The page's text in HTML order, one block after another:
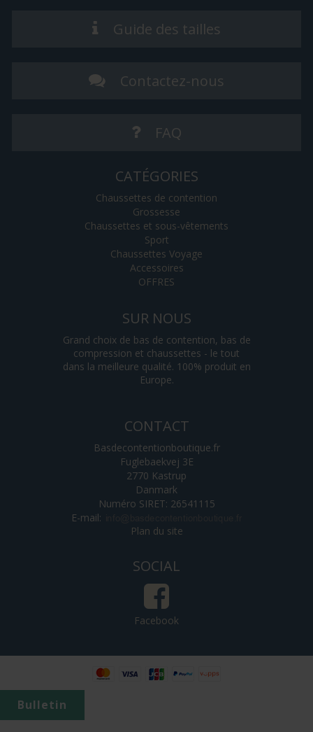
Bulletin
Guide des tailles
Contactez-nous
FAQ
CATÉGORIES
Chaussettes de contention
Grossesse
Chaussettes et sous-vêtements
Sport
Chaussettes Voyage
Accessoires
OFFRES
SUR NOUS
Grand choix de bas de contention, bas de
compression et chaussettes - le tout
dans la meilleure qualité. 100% produit en
Europe.
CONTACT
Basdecontentionboutique.fr
Fuglebaekvej 3E
2770 Kastrup
Danmark
Numéro SIRET: 26541115
E-mail:
Plan du site
SOCIAL
Facebook